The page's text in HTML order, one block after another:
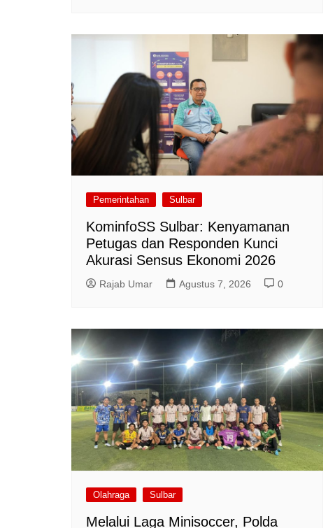
Pemerintahan Sulbar
KominfoSS Sulbar: Kenyamanan
Petugas dan Responden Kunci
Akurasi Sensus Ekonomi 2026
Rajab Umar Agustus 7, 2026 0
Olahraga Sulbar
Melalui Laga Minisoccer, Polda